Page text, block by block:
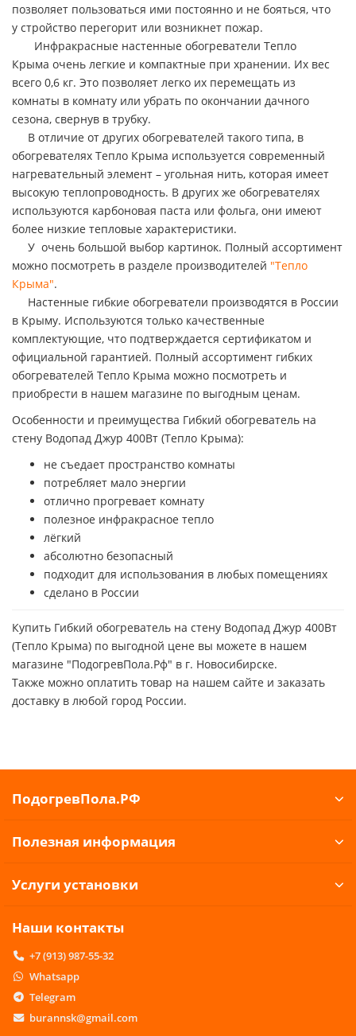
позволяет пользоваться ими постоянно и не бояться, что
у стройство перегорит или возникнет пожар.
Инфракрасные настенные обогреватели Тепло
Крыма очень легкие и компактные при хранении. Их вес
всего 0,6 кг. Это позволяет легко их перемещать из
комнаты в комнату или убрать по окончании дачного
сезона, свернув в трубку.
В отличие от других обогревателей такого типа, в
обогревателях Тепло Крыма используется современный
нагревательный элемент – угольная нить, которая имеет
высокую теплопроводность. В других же обогревателях
используются карбоновая паста или фольга, они имеют
более низкие тепловые характеристики.
У очень большой выбор картинок. Полный ассортимент
можно посмотреть в разделе производителей "Тепло
Крыма".
Настенные гибкие обогреватели производятся в России
в Крыму. Используются только качественные
комплектующие, что подтверждается сертификатом и
официальной гарантией. Полный ассортимент гибких
обогревателей Тепло Крыма можно посмотреть и
приобрести в нашем магазине по выгодным ценам.
Особенности и преимущества Гибкий обогреватель на
стену Водопад Джур 400Вт (Тепло Крыма):
не съедает пространство комнаты
потребляет мало энергии
отлично прогревает комнату
полезное инфракрасное тепло
лёгкий
абсолютно безопасный
подходит для использования в любых помещениях
сделано в России
Купить Гибкий обогреватель на стену Водопад Джур 400Вт
(Тепло Крыма) по выгодной цене вы можете в нашем
магазине "ПодогревПола.Рф" в г. Новосибирске.
Также можно оплатить товар на нашем сайте и заказать
доставку в любой город России.
ПодогревПола.РФ
Полезная информация
Услуги установки
Наши контакты
+7 (913) 987-55-32
Whatsapp
Telegram
burannsk@gmail.com